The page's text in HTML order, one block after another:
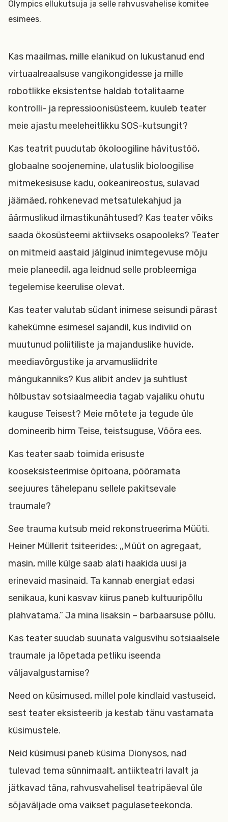
Olympics ellukutsuja ja selle rahvusvahelise komitee
esimees.
Kas maailmas, mille elanikud on lukustanud end
virtuaalreaalsuse vangikongidesse ja mille
robotlikke eksistentse haldab totalitaarne
kontrolli- ja repressioonisüsteem, kuuleb teater
meie ajastu meeleheitlikku SOS-kutsungit?
Kas teatrit puudutab ökoloogiline hävitustöö,
globaalne soojenemine, ulatuslik bioloogilise
mitmekesisuse kadu, ookeanireostus, sulavad
jäämäed, rohkenevad metsatulekahjud ja
äärmuslikud ilmastikunähtused? Kas teater võiks
saada ökosüsteemi aktiivseks osapooleks? Teater
on mitmeid aastaid jälginud inimtegevuse mõju
meie planeedil, aga leidnud selle probleemiga
tegelemise keerulise olevat.
Kas teater valutab südant inimese seisundi pärast
kahekümne esimesel sajandil, kus indiviid on
muutunud poliitiliste ja majanduslike huvide,
meediavõrgustike ja arvamusliidrite
mängukanniks? Kus alibit andev ja suhtlust
hõlbustav sotsiaalmeedia tagab vajaliku ohutu
kauguse Teisest? Meie mõtete ja tegude üle
domineerib hirm Teise, teistsuguse, Võõra ees.
Kas teater saab toimida erisuste
kooseksisteerimise õpitoana, pööramata
seejuures tähelepanu sellele pakitsevale
traumale?
See trauma kutsub meid rekonstrueerima Müüti.
Heiner Müllerit tsiteerides: ,,Müüt on agregaat,
masin, mille külge saab alati haakida uusi ja
erinevaid masinaid. Ta kannab energiat edasi
senikaua, kuni kasvav kiirus paneb kultuuripõllu
plahvatama.” Ja mina lisaksin – barbaarsuse põllu.
Kas teater suudab suunata valgusvihu sotsiaalsele
traumale ja lõpetada petliku iseenda
väljavalgustamise?
Need on küsimused, millel pole kindlaid vastuseid,
sest teater eksisteerib ja kestab tänu vastamata
küsimustele.
Neid küsimusi paneb küsima Dionysos, nad
tulevad tema sünnimaalt, antiikteatri lavalt ja
jätkavad täna, rahvusvahelisel teatripäeval üle
sõjaväljade oma vaikset pagulaseteekonda.